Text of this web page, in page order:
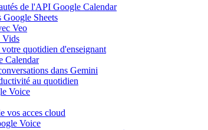
de l'API Google Calendar
Google Sheets
Veo
Vids
quotidien d'enseignant
Calendar
dans Gemini
au quotidien
Voice
vos acces cloud
Voice